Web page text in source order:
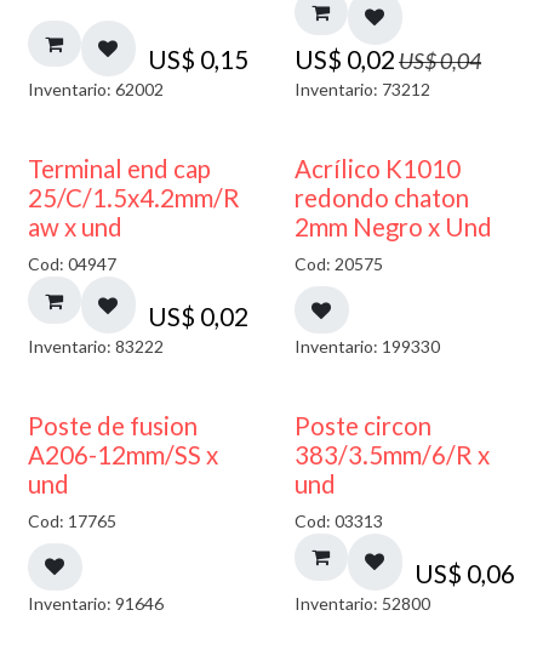
US$ 0,15
Inventario: 62002
US$ 0,02US$0,04
Inventario: 73212
Terminal end cap
25/C/1.5x4.2mm/R
aw x und
Cod: 04947
US$ 0,02
Inventario: 83222
50% DESCUENTO
Acrílico K1010
redondo chaton
2mm Negro x Und
Cod: 20575
Inventario: 199330
Poste de fusion
A206-12mm/SS x
und
Cod: 17765
Inventario: 91646
Poste circon
383/3.5mm/6/R x
und
Cod: 03313
US$ 0,06
Inventario: 52800